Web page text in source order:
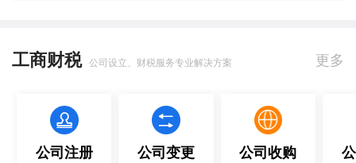
工商财税 公司设立、财税服务专业解决方案 更多
公司注册 公司变更 公司收购